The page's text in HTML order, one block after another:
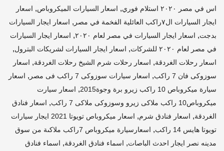
اس في مصر ٢٠٢٠ استلام فوري
, اسعار السيارات الميكروباص, اسعار
ايجار السيارات ال٧راكب العائلية الفخمة في مصر
, اسعار ايجار السيارات
بدجت, اسعار ايجار السيارات في مصر لعام ٢٠٢٠ , اسعار ايجار السيارات
في مصر لعام ٢٠٢٠ للشركات
, اسعار ايجار السيارات لشريكات البترول,
اسعار رحلات الغردقة, اسعار رحلات شرم الشيخ رحلات الغردقة, اسعار
سوزوكى فان 7 راكب
, اسعار سيارات سوزوكى 7 راكب فى مصر , اسعار
سيارة ميكروباص 10 راكب زيرو برة وجوة2015
, اسعار سيارت
ميكروباص10 راكب ملاكى زيرو وسوزوكى ملاكى 7 راكب
, اسعار فنادق
الغردقة, اسعار فنادق شرم,
اسعار ميكروباص تويوتا 2021 ايجار سيارات
تويوتا هايس 14 راكب
,
اسعارسيارة ميكروباص 7راكب ملاكىة من سوق
مدينه نصر ايجار احدث الباصات, اسماء فنادق الغردقة, اسماء فنادق